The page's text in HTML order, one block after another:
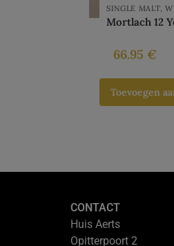
SINGLE MALT,
Mortlach 12
66.95 €
Toevoegen
CONTACT
Huis Aerts
Opitterpoort 2